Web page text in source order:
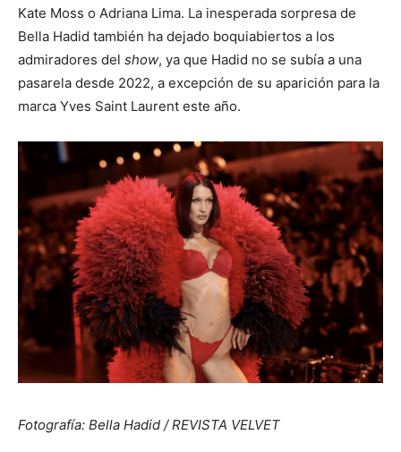
Kate Moss o Adriana Lima. La inesperada sorpresa de
Bella Hadid también ha dejado boquiabiertos a los
admiradores del show, ya que Hadid no se subía a una
pasarela desde 2022, a excepción de su aparición para la
marca Yves Saint Laurent este año.
Fotografía: Bella Hadid / REVISTA VELVET